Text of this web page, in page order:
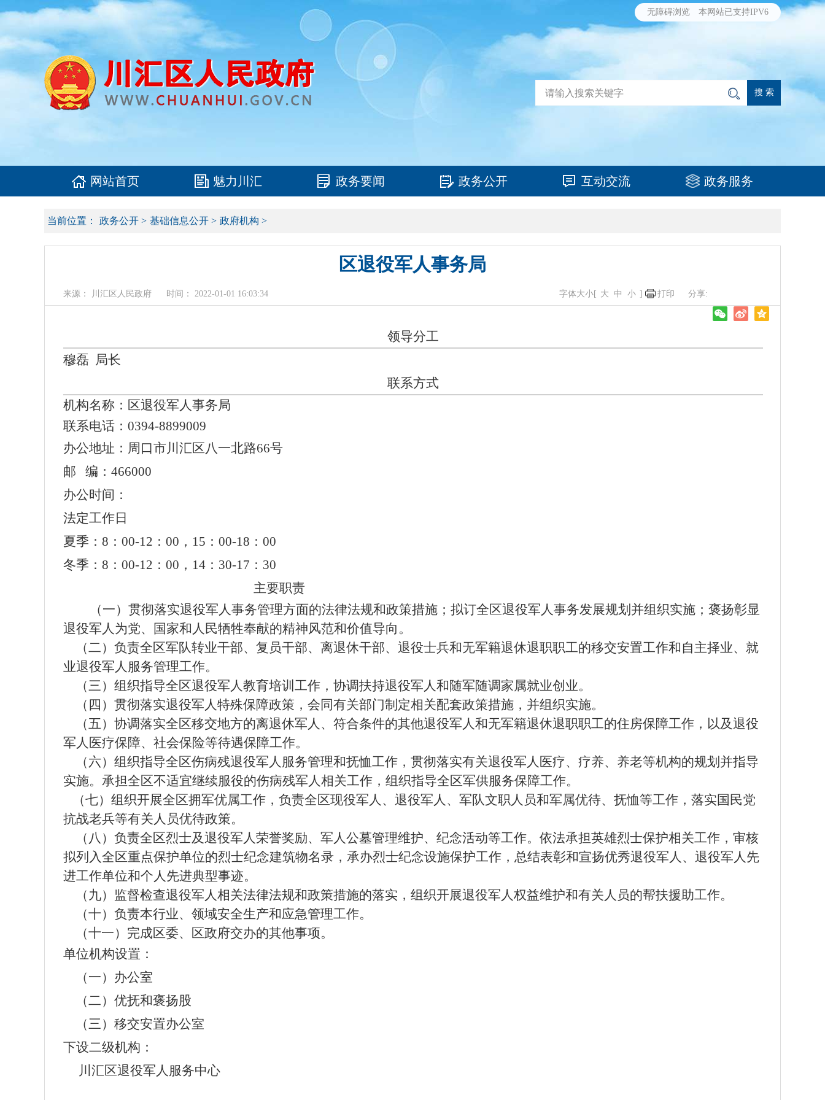
无障碍浏览 本网站已支持IPV6
网站首页 魅力川汇 政务要闻 政务公开 互动交流 政务服务
当前位置： 政务公开 > 基础信息公开 > 政府机构 >
区退役军人事务局
来源： 川汇区人民政府 时间： 2022-01-01 16:03:34 字体大小[ 大 中 小 ] 打印
领导分工
穆磊 局长
联系方式
机构名称 ： 区退役军人事务局
联系电话 ：0394-8899009
办公地址：周口市川汇区八一北路66号
邮 编：466000
办公时间：
法定工作日
夏季：8：00-12：00，15：00-18：00
冬季：8：00-12：00，14：30-17：30
主要职责
（一）贯彻落实退役军人事务管理方面的法律法规和政策措施；拟订全区退役军人事务发展规划并组织实施；褒扬彰显
退役军人为党、国家和人民牺牲奉献的精神风范和价值导向。
（二）负责全区军队转业干部、复员干部、离退休干部、退役士兵和无军籍退休退职职工的移交安置工作和自主择业、就
业退役军人服务管理工作。
（三）组织指导全区退役军人教育培训工作，协调扶持退役军人和随军随调家属就业创业。
（四）贯彻落实退役军人特殊保障政策，会同有关部门制定相关配套政策措施，并组织实施。
（五）协调落实全区移交地方的离退休军人、符合条件的其他退役军人和无军籍退休退职职工的住房保障工作，以及退役
军人医疗保障、社会保险等待遇保障工作。
（六）组织指导全区伤病残退役军人服务管理和抚恤工作，贯彻落实有关退役军人医疗、疗养、养老等机构的规划并指导
实施。承担全区不适宜继续服役的伤病残军人相关工作，组织指导全区军供服务保障工作。
（七）组织开展全区拥军优属工作，负责全区现役军人、退役军人、军队文职人员和军属优待、抚恤等工作，落实国民党
抗战老兵等有关人员优待政策。
（八）负责全区烈士及退役军人荣誉奖励、军人公墓管理维护、纪念活动等工作。依法承担英雄烈士保护相关工作，审核
拟列入全区重点保护单位的烈士纪念建筑物名录，承办烈士纪念设施保护工作，总结表彰和宣扬优秀退役军人、退役军人先
进工作单位和个人先进典型事迹。
（九）监督检查退役军人相关法律法规和政策措施的落实，组织开展退役军人权益维护和有关人员的帮扶援助工作。
（十）负责本行业、领域安全生产和应急管理工作。
（十一）完成区委、区政府交办的其他事项。
单位机构设置：
（一）办公室
（二）优抚和褒扬股
（三）移交安置办公室
下设二级机构：
川汇区退役军人服务中心